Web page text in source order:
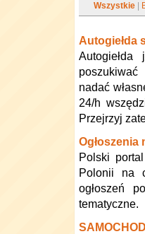
Wszystkie
Autogiełda
nadać
24/h
Przejrzyj
Ogłoszenia
Polski
Polonii na
ogłoszeń
tematyczne.